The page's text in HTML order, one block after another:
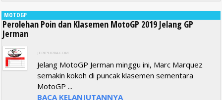
MOTOGP
Perolehan Poin dan Klasemen MotoGP 2019 Jelang GP
Jerman
JERIPURBA.COM
Jelang MotoGP Jerman minggu ini, Marc Marquez
semakin kokoh di puncak klasemen sementara
MotoGP ...
BACA KELANJUTANNYA